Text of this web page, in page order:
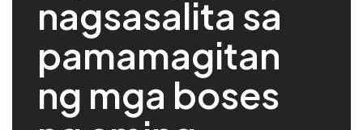
nagsasalita sa
pamamagitan
ng mga boses